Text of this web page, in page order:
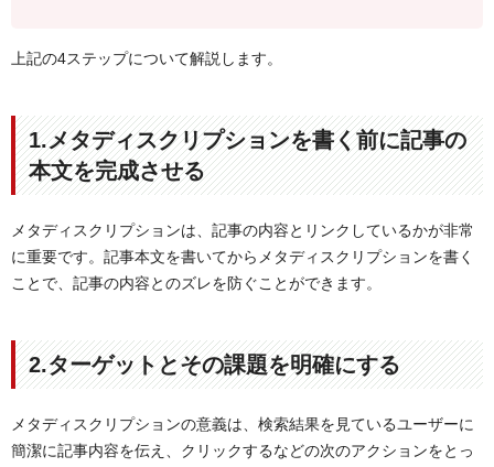
上記の4ステップについて解説します。
1.メタディスクリプションを書く前に記事の
本文を完成させる
メタディスクリプションは、記事の内容とリンクしているかが非常
に重要です。記事本文を書いてからメタディスクリプションを書く
ことで、記事の内容とのズレを防ぐことができます。
2.ターゲットとその課題を明確にする
メタディスクリプションの意義は、検索結果を見ているユーザーに
簡潔に記事内容を伝え、クリックするなどの次のアクションをとっ